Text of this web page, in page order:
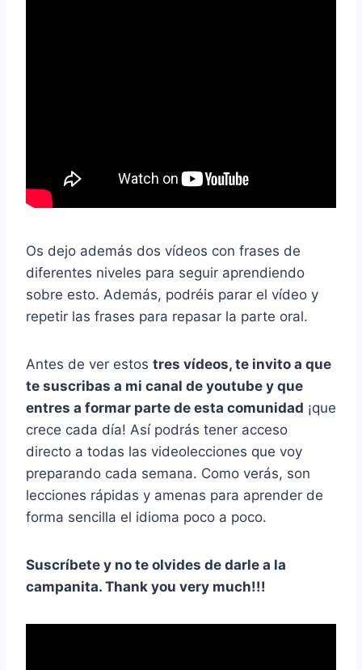
Os dejo además dos vídeos con frases de
diferentes niveles para seguir aprendiendo
sobre esto. Además, podréis parar el vídeo y
repetir las frases para repasar la parte oral.
Antes de ver estos tres vídeos, te invito a que
te suscribas a mi canal de youtube y que
entres a formar parte de esta comunidad ¡que
crece cada día! Así podrás tener acceso
directo a todas las videolecciones que voy
preparando cada semana. Como verás, son
lecciones rápidas y amenas para aprender de
forma sencilla el idioma poco a poco.
Suscríbete y no te olvides de darle a la
campanita. Thank you very much!!!